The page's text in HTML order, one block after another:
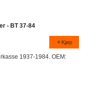
- BT 37-84
Kjøp
1937-1984. OEM: